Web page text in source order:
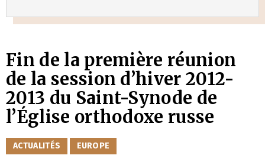
Fin de la première réunion
de la session d’hiver 2012-
2013 du Saint-Synode de
l’Église orthodoxe russe
CATÉGORIES
ACTUALITÉS EUROPE